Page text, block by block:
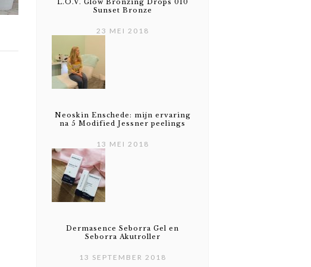
L.O.V. Glow Bronzing Drops 010
Sunset Bronze
23 MEI 2018
Neoskin Enschede: mijn ervaring
na 5 Modified Jessner peelings
13 MEI 2018
Dermasence Seborra Gel en
Seborra Akutroller
13 SEPTEMBER 2018